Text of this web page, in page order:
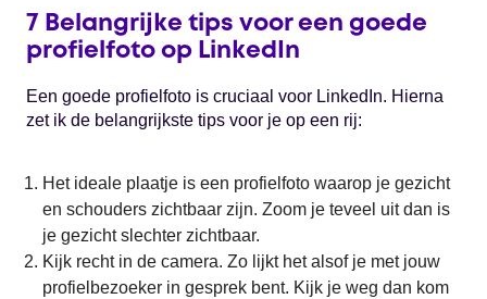
7 Belangrijke tips voor een goede
profielfoto op LinkedIn
Een goede profielfoto is cruciaal voor LinkedIn. Hierna
zet ik de belangrijkste tips voor je op een rij:
Het ideale plaatje is een profielfoto waarop je gezicht
en schouders zichtbaar zijn. Zoom je teveel uit dan is
je gezicht slechter zichtbaar.
Kijk recht in de camera. Zo lijkt het alsof je met jouw
profielbezoeker in gesprek bent. Kijk je weg dan kom